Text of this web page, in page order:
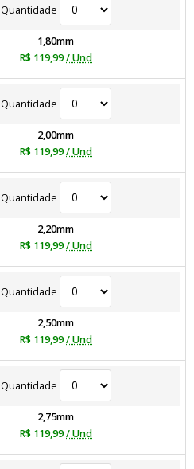
Quantidade
1,80mm
R$ 119,99/ Und
Quantidade
2,00mm
R$ 119,99/ Und
Quantidade
2,20mm
R$ 119,99/ Und
Quantidade
2,50mm
R$ 119,99/ Und
Quantidade
2,75mm
R$ 119,99/ Und